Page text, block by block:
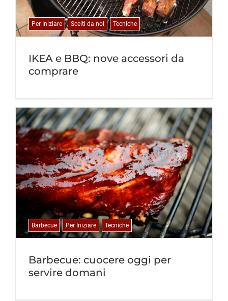
IKEA e BBQ: nove accessori da
comprare
Per Iniziare Scelti da noi Tecniche
Barbecue: cuocere oggi per
servire domani
Barbecue Per Iniziare Tecniche